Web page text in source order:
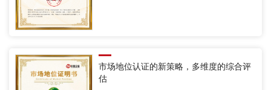
市场地位认证的新策略，多维度的综合评
估